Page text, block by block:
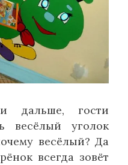
дальше, гости
весёлый уголок
весёлый? Да
всегда зовёт